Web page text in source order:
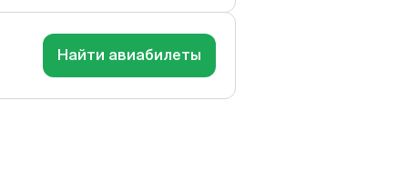
Найти авиабилеты